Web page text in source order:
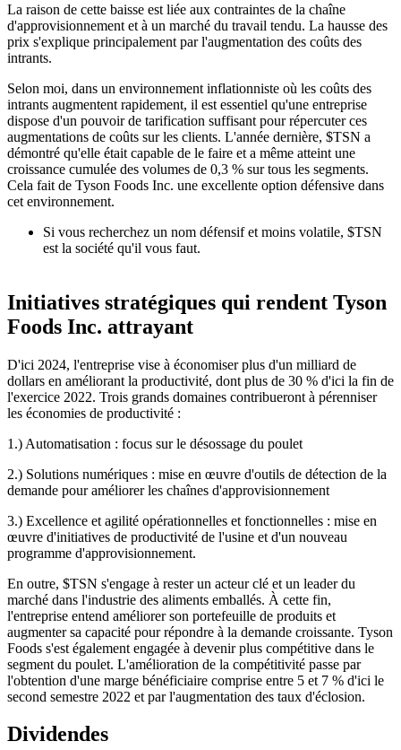
La raison de cette baisse est liée aux contraintes de la chaîne
d'approvisionnement et à un marché du travail tendu. La hausse des
prix s'explique principalement par l'augmentation des coûts des
intrants.
Selon moi, dans un environnement inflationniste où les coûts des
intrants augmentent rapidement, il est essentiel qu'une entreprise
dispose d'un pouvoir de tarification suffisant pour répercuter ces
augmentations de coûts sur les clients. L'année dernière, $TSN a
démontré qu'elle était capable de le faire et a même atteint une
croissance cumulée des volumes de 0,3 % sur tous les segments.
Cela fait de Tyson Foods Inc. une excellente option défensive dans
cet environnement.
Si vous recherchez un nom défensif et moins volatile, $TSN
est la société qu'il vous faut.
Initiatives stratégiques qui rendent Tyson
Foods Inc. attrayant
D'ici 2024, l'entreprise vise à économiser plus d'un milliard de
dollars en améliorant la productivité, dont plus de 30 % d'ici la fin de
l'exercice 2022. Trois grands domaines contribueront à pérenniser
les économies de productivité :
1.) Automatisation : focus sur le désossage du poulet
2.) Solutions numériques : mise en œuvre d'outils de détection de la
demande pour améliorer les chaînes d'approvisionnement
3.) Excellence et agilité opérationnelles et fonctionnelles : mise en
œuvre d'initiatives de productivité de l'usine et d'un nouveau
programme d'approvisionnement.
En outre, $TSN s'engage à rester un acteur clé et un leader du
marché dans l'industrie des aliments emballés. À cette fin,
l'entreprise entend améliorer son portefeuille de produits et
augmenter sa capacité pour répondre à la demande croissante. Tyson
Foods s'est également engagée à devenir plus compétitive dans le
segment du poulet. L'amélioration de la compétitivité passe par
l'obtention d'une marge bénéficiaire comprise entre 5 et 7 % d'ici le
second semestre 2022 et par l'augmentation des taux d'éclosion.
Dividendes